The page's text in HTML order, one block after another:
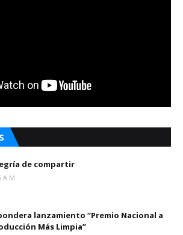
de compartir
A.m.
lanzamiento “Premio Nacional a
Más Limpia”